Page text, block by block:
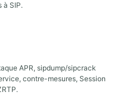
à SIP.
APR, sipdump/sipcrack
contre-mesures, Session